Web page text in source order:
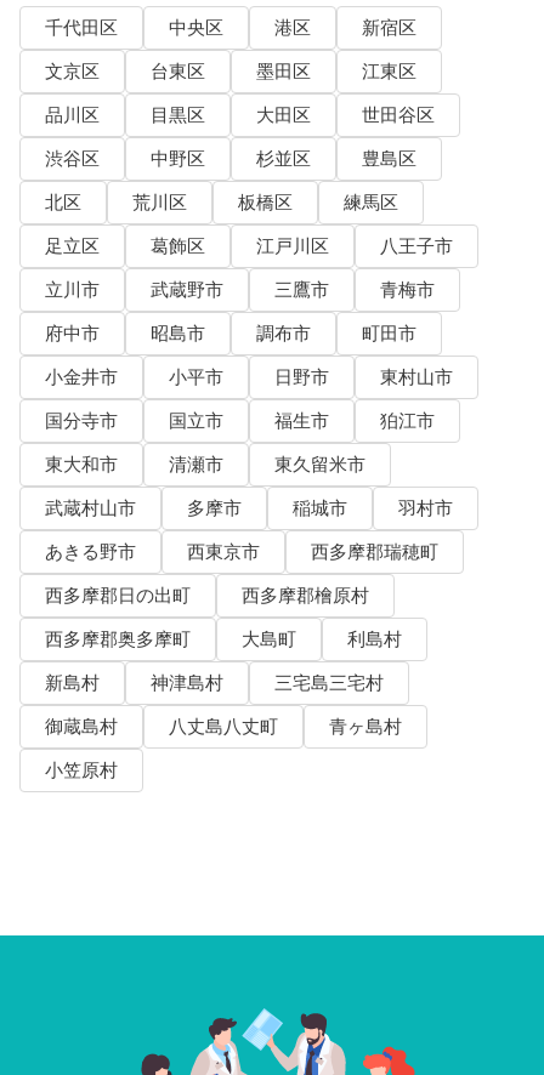
千代田区 中央区 港区
新宿区
文京区
台東区 墨田区
江東区
品川区
目黒区 大田区
世田谷区
渋谷区
中野区 杉並区
豊島区
北区
荒川区 板橋区
練馬区
足立区
葛飾区 江戸川区
八王子市
立川市
武蔵野市 三鷹市
青梅市
府中市
昭島市 調布市
町田市
小金井市
小平市 日野市
東村山市
国分寺市
国立市 福生市
狛江市
東大和市
清瀬市
東久留米市
武蔵村山市
多摩市 稲城市
羽村市
あきる野市
西東京市
西多摩郡瑞穂町
西多摩郡日の出町
西多摩郡檜原村
西多摩郡奥多摩町
大島町
利島村
新島村
神津島村
三宅島三宅村
御蔵島村
八丈島八丈町
青ヶ島村
小笠原村